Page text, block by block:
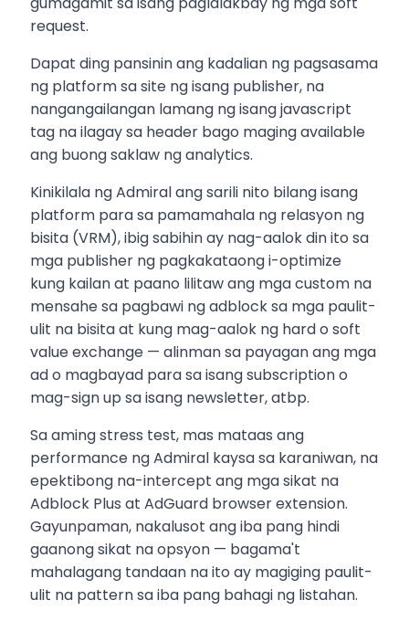
request.
Dapat ding pansinin ang kadalian ng pagsasama
ng platform sa site ng isang publisher, na
nangangailangan lamang ng isang javascript
tag na ilagay sa header bago maging available
ang buong saklaw ng analytics.
Kinikilala ng Admiral ang sarili nito bilang isang
platform para sa pamamahala ng relasyon ng
bisita (VRM), ibig sabihin ay nag-aalok din ito sa
mga publisher ng pagkakataong i-optimize
kung kailan at paano lilitaw ang mga custom na
mensahe sa pagbawi ng adblock sa mga paulit-
ulit na bisita at kung mag-aalok ng hard o soft
value exchange — alinman sa payagan ang mga
ad o magbayad para sa isang subscription o
mag-sign up sa isang newsletter, atbp.
Sa aming stress test, mas mataas ang
performance ng Admiral kaysa sa karaniwan, na
epektibong na-intercept ang mga sikat na
Adblock Plus at AdGuard browser extension.
Gayunpaman, nakalusot ang iba pang hindi
gaanong sikat na opsyon — bagama't
mahalagang tandaan na ito ay magiging paulit-
ulit na pattern sa iba pang bahagi ng listahan.